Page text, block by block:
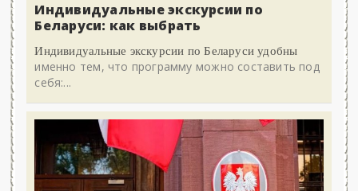
Индивидуальные экскурсии по
Беларуси: как выбрать
Индивидуальные экскурсии по Беларуси удобны
именно тем, что программу можно составить под
себя:...